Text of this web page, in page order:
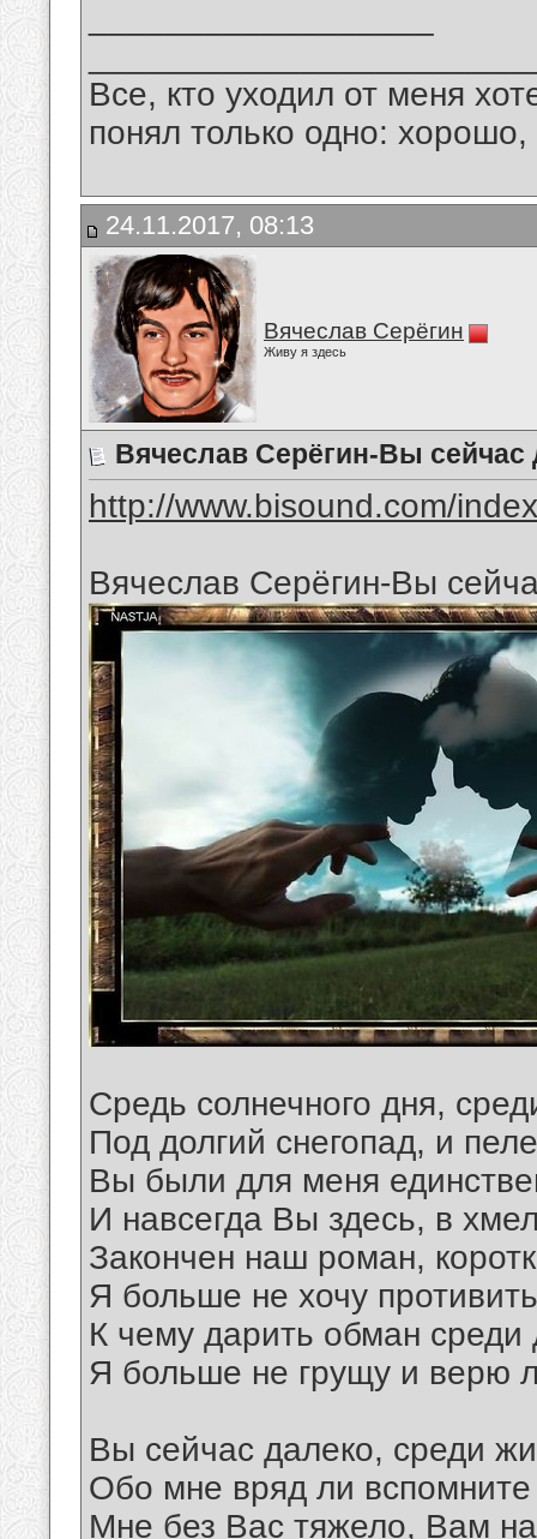
Все, кто уходил от меня
понял только одно:
24.11.2017, 08:13
Вячеслав Серёгин
Живу я здесь
Вячеслав Серёгин-Вы сейчас
http://www.bisound.com/
Вячеслав Серёгин-Вы
Средь солнечного дня,
Под долгий снегопад, и
Вы были для меня
И навсегда Вы здесь, в
Закончен наш роман,
Я больше не хочу
К чему дарить обман среди
Я больше не грущу и верю
Вы сейчас далеко, среди
Обо мне вряд ли вспомните
Мне без Вас тяжело, Вам